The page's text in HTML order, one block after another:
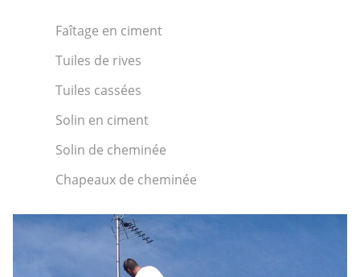
Faîtage en ciment
Tuiles de rives
Tuiles cassées
Solin en ciment
Solin de cheminée
Chapeaux de cheminée